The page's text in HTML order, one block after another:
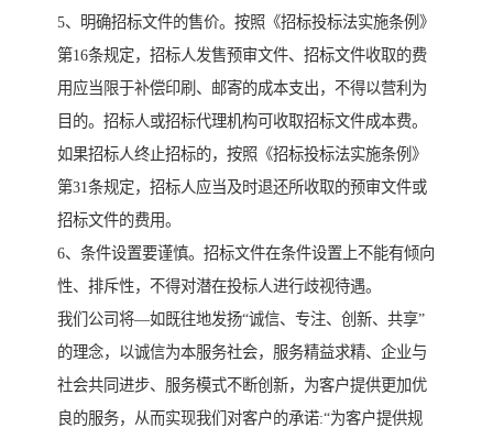
5、明确招标文件的售价。按照《招标投标法实施条例》
第16条规定，招标人发售预审文件、招标文件收取的费
用应当限于补偿印刷、邮寄的成本支出，不得以营利为
目的。招标人或招标代理机构可收取招标文件成本费。
如果招标人终止招标的，按照《招标投标法实施条例》
第31条规定，招标人应当及时退还所收取的预审文件或
招标文件的费用。
6、条件设置要谨慎。招标文件在条件设置上不能有倾向
性、排斥性，不得对潜在投标人进行歧视待遇。
我们公司将—如既往地发扬“诚信、专注、创新、共享”
的理念，以诚信为本服务社会，服务精益求精、企业与
社会共同进步、服务模式不断创新，为客户提供更加优
良的服务，从而实现我们对客户的承诺:“为客户提供规